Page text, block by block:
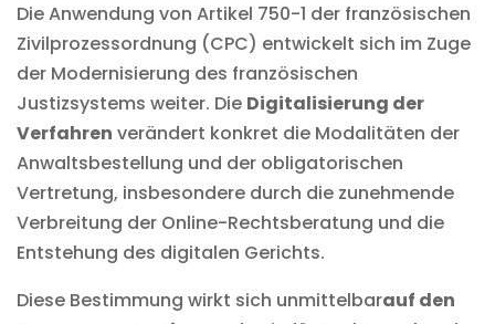
Die Anwendung von Artikel 750-1 der französischen
Zivilprozessordnung (CPC) entwickelt sich im Zuge
der Modernisierung des französischen
Justizsystems weiter. Die Digitalisierung der
Verfahren verändert konkret die Modalitäten der
Anwaltsbestellung und der obligatorischen
Vertretung, insbesondere durch die zunehmende
Verbreitung der Online-Rechtsberatung und die
Entstehung des digitalen Gerichts.
Diese Bestimmung wirkt sich unmittelbarauf den